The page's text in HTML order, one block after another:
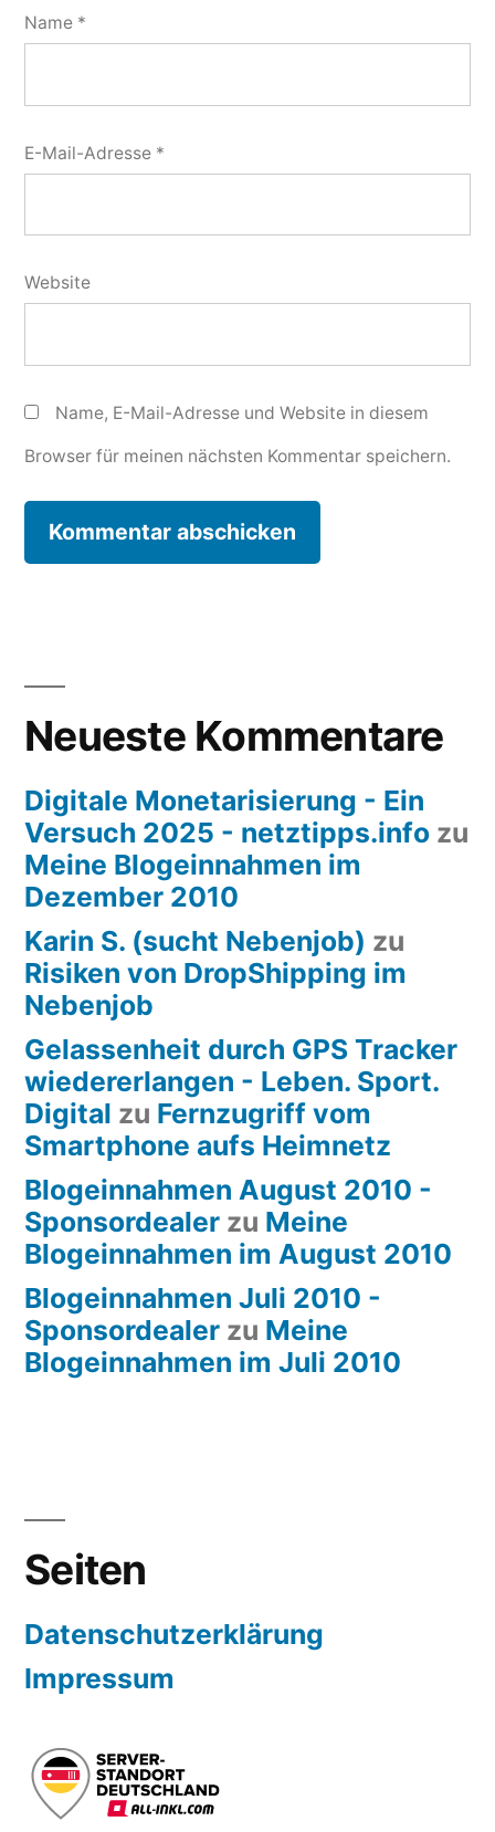
Name *
E-Mail-Adresse *
Website
Name, E-Mail-Adresse und Website in diesem
Browser für meinen nächsten Kommentar speichern.
Neueste Kommentare
Digitale Monetarisierung - Ein
Versuch 2025 - netztipps.info zu
Meine Blogeinnahmen im
Dezember 2010
Karin S. (sucht Nebenjob) zu
Risiken von DropShipping im
Nebenjob
Gelassenheit durch GPS Tracker
wiedererlangen - Leben. Sport.
Digital zu Fernzugriff vom
Smartphone aufs Heimnetz
Blogeinnahmen August 2010 -
Sponsordealer zu Meine
Blogeinnahmen im August 2010
Blogeinnahmen Juli 2010 -
Sponsordealer zu Meine
Blogeinnahmen im Juli 2010
Seiten
Datenschutzerklärung
Impressum